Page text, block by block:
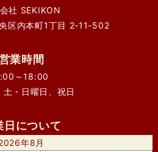
社 SEKIKON
区内本町1丁目 2-11-502
業時間
～18:00
土・日曜日、祝日
日について
年8月